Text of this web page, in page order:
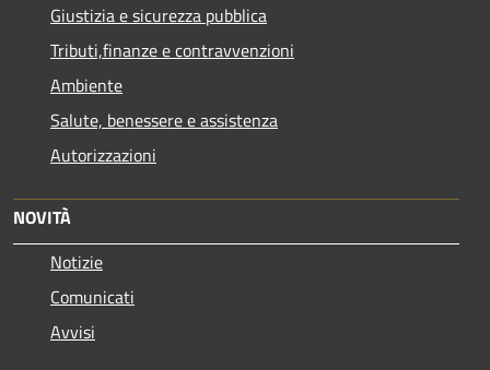
Giustizia e sicurezza pubblica
Tributi,finanze e contravvenzioni
Ambiente
Salute, benessere e assistenza
Autorizzazioni
NOVITÀ
Notizie
Comunicati
Avvisi